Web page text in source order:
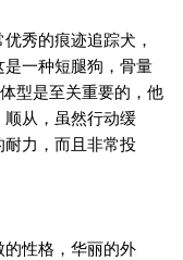
秀的痕迹追踪犬，
一种短腿狗，骨量
型是至关重要的，他
从，虽然行动缓
力，而且非常投
性格，华丽的外